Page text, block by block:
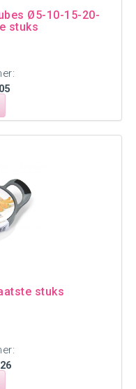
Ø5-10-15-20-
stuks
stuks